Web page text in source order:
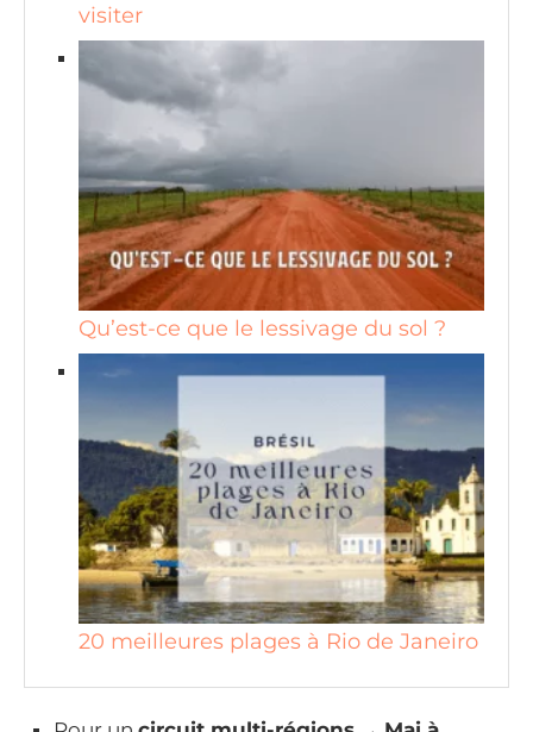
visiter
Qu’est-ce que le lessivage du sol ?
20 meilleures plages à Rio de Janeiro